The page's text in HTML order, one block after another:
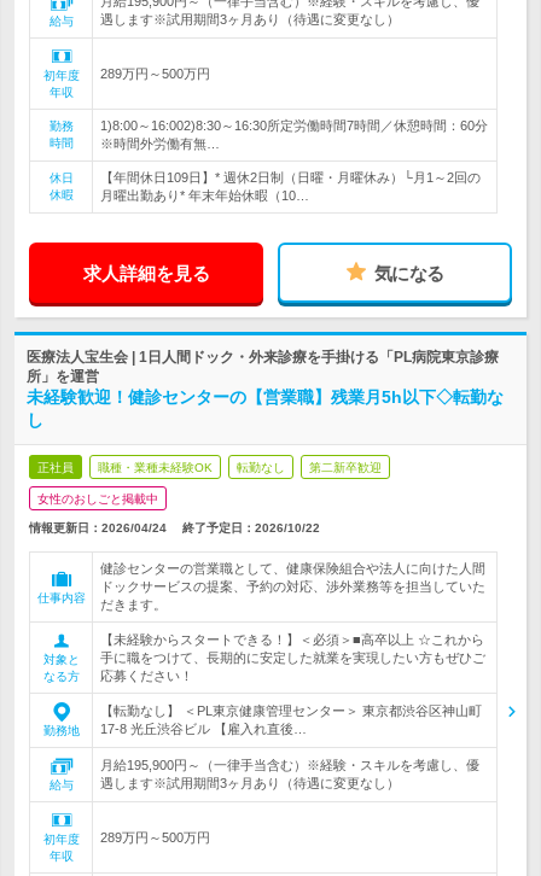
給与
遇します※試用期間3ヶ月あり（待遇に変更なし）
初年度
年収
289万円～500万円
勤務
時間
1)8:00～16:002)8:30～16:30所定労働時間7時間／休憩時間：60分
※時間外労働有無…
休日
休暇
【年間休日109日】* 週休2日制（日曜・月曜休み）└月1～2回の
月曜出勤あり* 年末年始休暇（10…
求人詳細を見る 気になる
医療法人宝生会 | 1日人間ドック・外来診療を手掛ける「PL病院東京診療
所」を運営
未経験歓迎！健診センターの【営業職】残業月5h以下◇転勤な
し
正社員 職種・業種未経験OK 転勤なし 第二新卒歓迎
女性のおしごと掲載中
情報更新日：2026/04/24 終了予定日： 2026/10/22
仕事内容
健診センターの営業職として、健康保険組合や法人に向けた人間
ドックサービスの提案、予約の対応、渉外業務等を担当していた
だきます。
対象と
なる方
【未経験からスタートできる！】＜必須＞■高卒以上 ☆これから
手に職をつけて、長期的に安定した就業を実現したい方もぜひご
応募ください！
勤務地
【転勤なし】 ＜PL東京健康管理センター＞ 東京都渋谷区神山町
17-8 光丘渋谷ビル 【雇入れ直後…
給与
月給195,900円～（一律手当含む）※経験・スキルを考慮し、優
遇します※試用期間3ヶ月あり（待遇に変更なし）
初年度
年収
289万円～500万円